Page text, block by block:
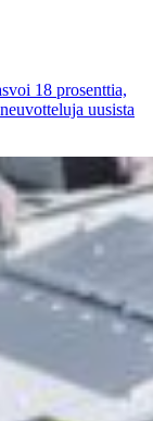
18 prosenttia,
uusista